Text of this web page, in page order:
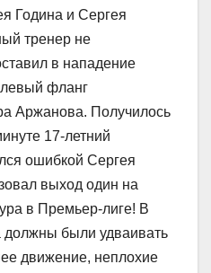
Година и Сергея
тренер не
в нападение
левый фланг
Аржанова. Получилось
17-летний
ошибкой Сергея
выход один на
в Премьер-лиге! В
должны были удваивать
движение, неплохие